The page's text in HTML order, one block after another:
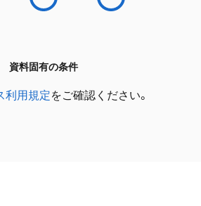
資料固有の条件
利用規定をご確認ください。